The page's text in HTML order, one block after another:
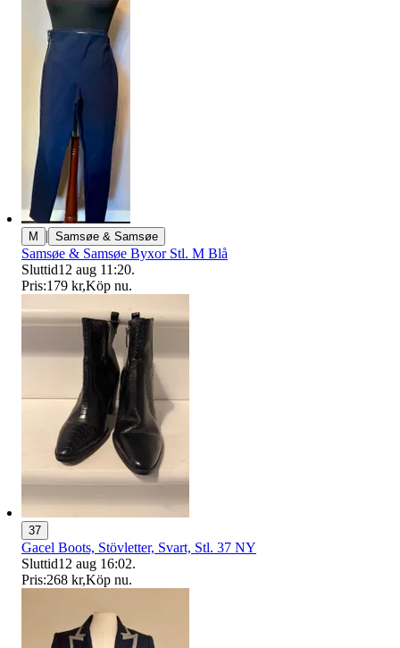
M | Samsøe & Samsøe
Samsøe & Samsøe Byxor Stl. M Blå
Sluttid12 aug 11:20.
Pris:179 kr,Köp nu.
37
Gacel Boots, Stövletter, Svart, Stl. 37 NY
Sluttid12 aug 16:02.
Pris:268 kr,Köp nu.